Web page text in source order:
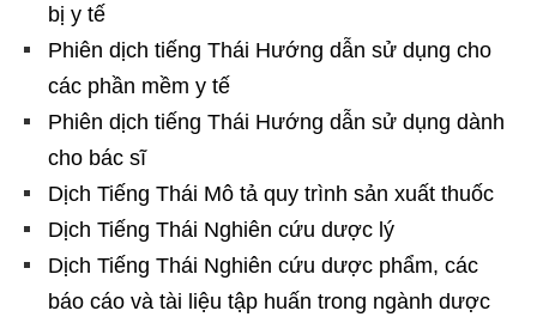
bị y tế
Phiên dịch tiếng Thái Hướng dẫn sử dụng cho
các phần mềm y tế
Phiên dịch tiếng Thái Hướng dẫn sử dụng dành
cho bác sĩ
Dịch Tiếng Thái Mô tả quy trình sản xuất thuốc
Dịch Tiếng Thái Nghiên cứu dược lý
Dịch Tiếng Thái Nghiên cứu dược phẩm, các
báo cáo và tài liệu tập huấn trong ngành dược